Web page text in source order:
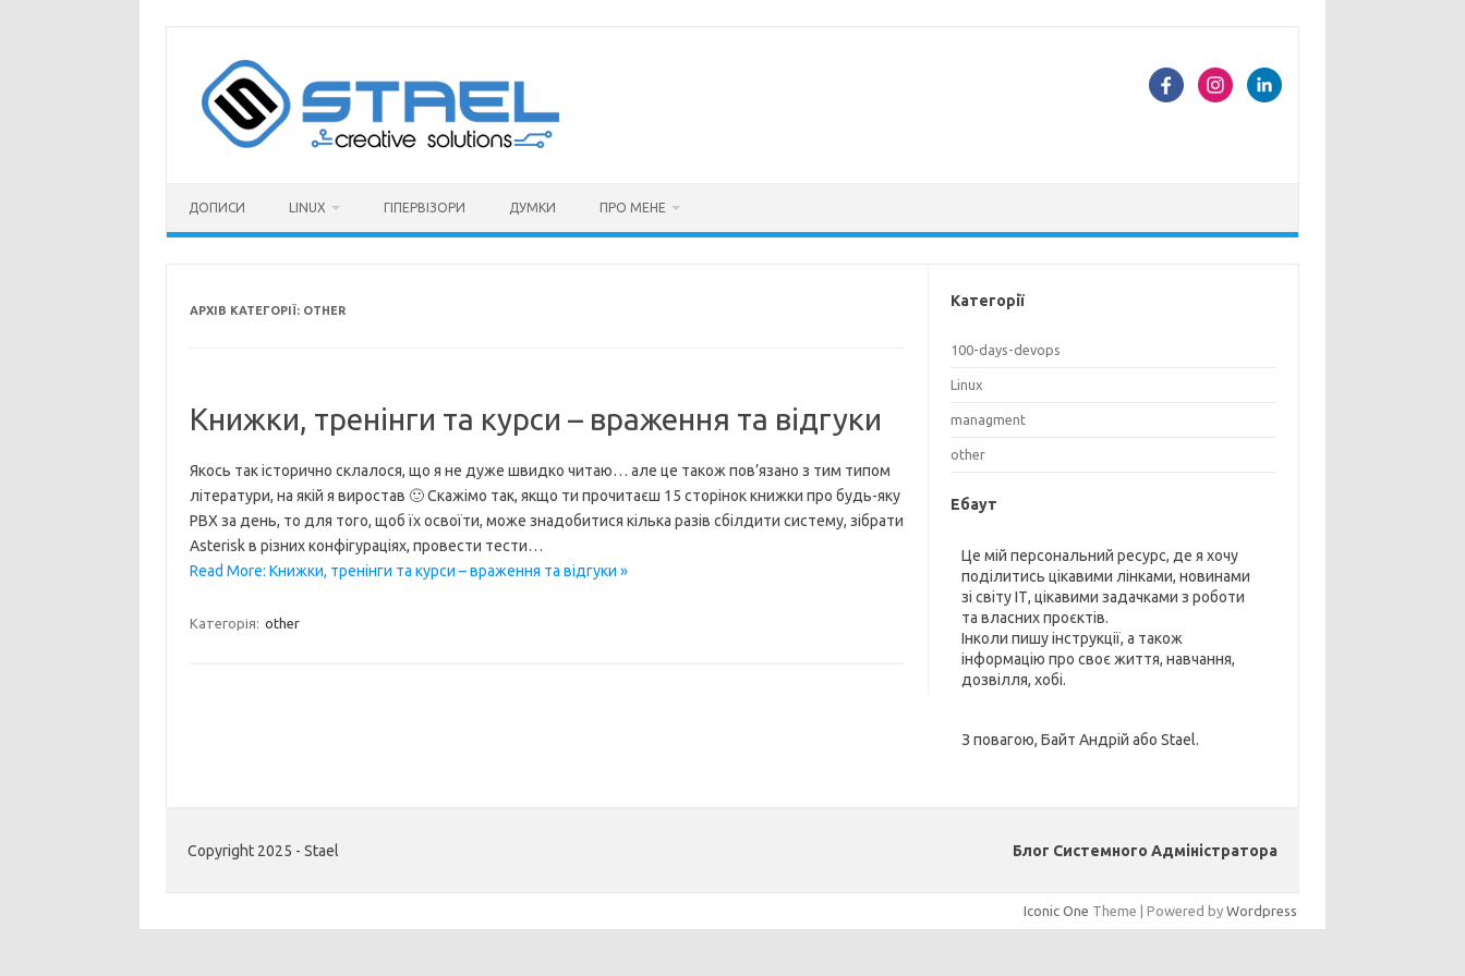
ДОПИСИ LINUX ГІПЕРВІЗОРИ ДУМКИ ПРО МЕНЕ
АРХІВ КАТЕГОРІЇ: OTHER
Книжки, тренінги та курси – враження та відгуки
Якось так історично склалося, що я не дуже швидко читаю… але це також пов’язано з тим типом
літератури, на якій я виростав 🙂 Скажімо так, якщо ти прочитаєш 15 сторінок книжки про будь-яку
PBX за день, то для того, щоб їх освоїти, може знадобитися кілька разів сбілдити систему, зібрати
Asterisk в різних конфігураціях, провести тести…
Read More: Книжки, тренінги та курси – враження та відгуки »
Категорія: other
Категорії
100-days-devops
Linux
managment
other
Ебаут
Це мій персональний ресурс, де я хочу
поділитись цікавими лінками, новинами
зі світу ІТ, цікавими задачками з роботи
та власних проєктів.
Інколи пишу інструкції, а також
інформацію про своє життя, навчання,
дозвілля, хобі.
З повагою, Байт Андрій або Stael.
Copyright 2025 - Stael Блог Системного Адміністратора
Iconic One Theme | Powered by Wordpress